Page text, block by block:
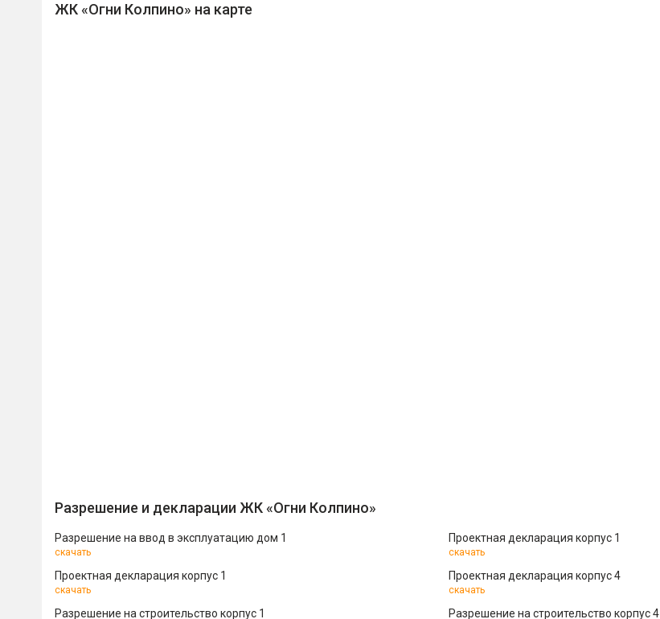
ЖК «Огни Колпино» на карте
Разрешение и декларации ЖК «Огни Колпино»
Разрешение на ввод в эксплуатацию дом 1
скачать
Проектная декларация корпус 1
скачать
Проектная декларация корпус 1
скачать
Проектная декларация корпус 4
скачать
Разрешение на строительство корпус 1 Разрешение на строительство корпус 4